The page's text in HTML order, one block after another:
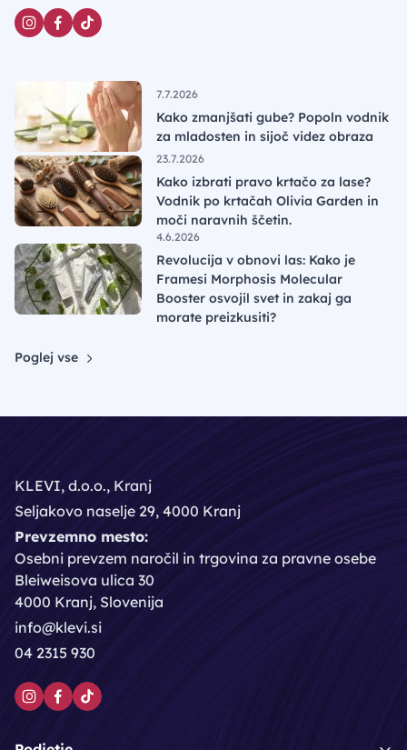
7.7.2026
Kako zmanjšati gube? Popoln vodnik
za mladosten in sijoč videz obraza
23.7.2026
Kako izbrati pravo krtačo za lase?
Vodnik po krtačah Olivia Garden in
moči naravnih ščetin.
4.6.2026
Revolucija v obnovi las: Kako je
Framesi Morphosis Molecular
Booster osvojil svet in zakaj ga
morate preizkusiti?
Poglej vse
KLEVI, d.o.o., Kranj
Seljakovo naselje 29, 4000 Kranj
Prevzemno mesto:
Osebni prevzem naročil in trgovina za pravne osebe
Bleiweisova ulica 30
4000 Kranj, Slovenija
info@klevi.si
04 2315 930